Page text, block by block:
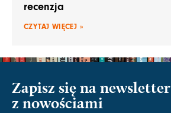
recenzja
CZYTAJ WIĘCEJ »
Zapisz się na newsletter
z nowościami